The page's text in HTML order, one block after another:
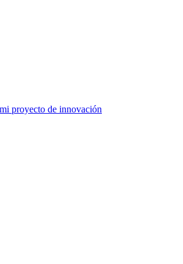
proyecto de innovación